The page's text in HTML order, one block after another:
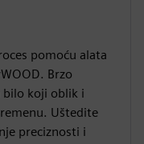
pomoću alata
Brzo
koji oblik i
Uštedite
preciznosti i